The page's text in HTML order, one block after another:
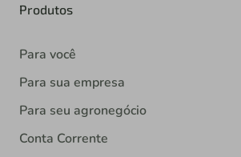
Produtos
Para você
Para sua empresa
Para seu agronegócio
Conta Corrente